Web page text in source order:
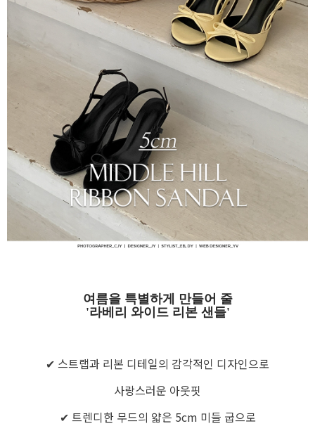
여름을 특별하게 만들어 줄
'라베리 와이드 리본 샌들'
✔ 스트랩과 리본 디테일의 감각적인 디자인으로
사랑스러운 아웃핏
✔ 트렌디한 무드의 얇은 5cm 미들 굽으로